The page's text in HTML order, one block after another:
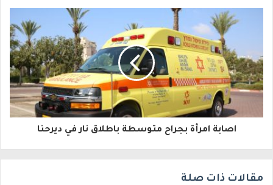
إ
ت
ر
اصابة امرأة بجراح متوسطة باطلاق نار في ديرحنا
مقالات ذات صلة